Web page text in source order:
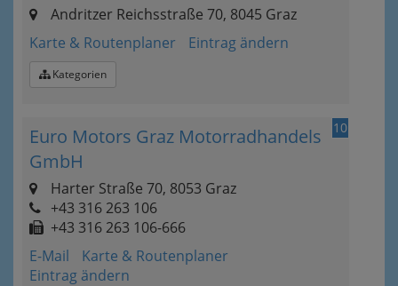
Andritzer Reichsstraße 70, 8045 Graz
Karte & Routenplaner
Eintrag ändern
Kategorien
10
Euro Motors Graz Motorradhandels
GmbH
Harter Straße 70, 8053 Graz
+43 316 263 106
+43 316 263 106-666
E-Mail
Karte & Routenplaner
Eintrag ändern